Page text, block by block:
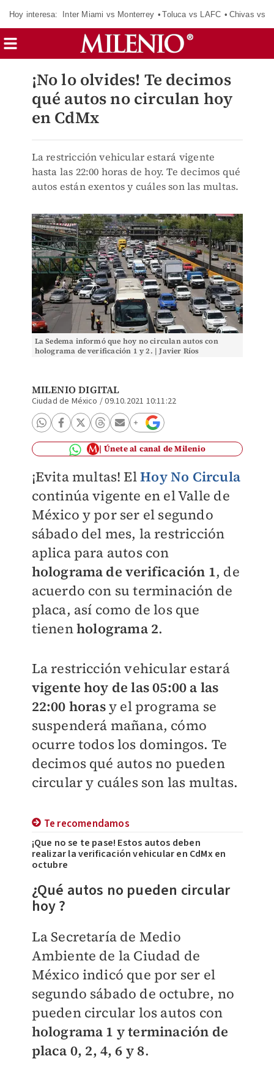
Hoy interesa: Inter Miami vs Monterrey Toluca vs LAFC Chivas vs
¡No lo olvides! Te decimos
qué autos no circulan hoy
en CdMx
La restricción vehicular estará vigente
hasta las 22:00 horas de hoy. Te decimos qué
autos están exentos y cuáles son las multas.
La Sedema informó que hoy no circulan autos con
holograma de verificación 1 y 2. | Javier Ríos
MILENIO DIGITAL
Ciudad de México /09.10.2021 10:11:22
Únete al canal de Milenio
¡Evita multas! ElHoy No Circula
continúa vigente en el Valle de
México y por ser el segundo
sábado del mes, la restricción
aplica para autos con
holograma de verificación 1, de
acuerdo con su terminación de
placa, así como de los que
tienenholograma 2.
La restricción vehicular estará
vigente hoy de las 05:00 a las
22:00 horasy el programa se
suspenderá mañana, cómo
ocurre todos los domingos. Te
decimos qué autos no pueden
circular y cuáles son las multas.
Te recomendamos
¡Que no se te pase! Estos autos deben
realizar la verificación vehicular en CdMx en
octubre
¿Qué autos no pueden circular
hoy ?
La Secretaría de Medio
Ambiente de la Ciudad de
México indicó que por ser el
segundo sábado de octubre, no
pueden circular los autos con
holograma 1 y terminación de
placa 0, 2, 4, 6 y 8.